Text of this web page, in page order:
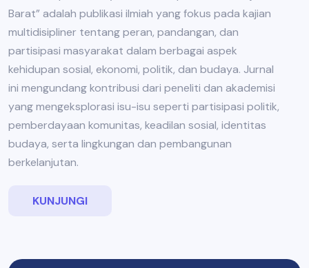
Barat” adalah publikasi ilmiah yang fokus pada kajian
multidisipliner tentang peran, pandangan, dan
partisipasi masyarakat dalam berbagai aspek
kehidupan sosial, ekonomi, politik, dan budaya. Jurnal
ini mengundang kontribusi dari peneliti dan akademisi
yang mengeksplorasi isu-isu seperti partisipasi politik,
pemberdayaan komunitas, keadilan sosial, identitas
budaya, serta lingkungan dan pembangunan
berkelanjutan.
KUNJUNGI